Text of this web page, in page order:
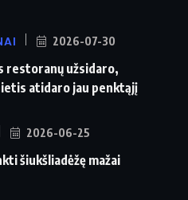
2026-07-30
restoranų užsidaro,
atidaro jau penktąjį
2026-06-25
šiukšliadėžę mažai